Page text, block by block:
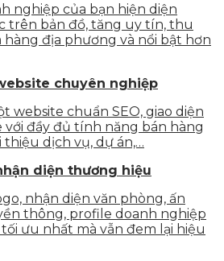
nghiệp của bạn hiện diện
trên bản đồ, tăng uy tín, thu
hàng địa phương và nổi bật hơn
chuyên nghiệp
website chuẩn SEO, giao diện
với đầy đủ tính năng bán hàng
thiệu dịch vụ, dự án,…
diện thương hiệu
nhận diện văn phòng, ấn
thông, profile doanh nghiệp
ưu nhất mà vẫn đem lại hiệu